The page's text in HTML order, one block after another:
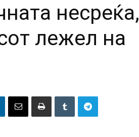
несреќа,
лежел на